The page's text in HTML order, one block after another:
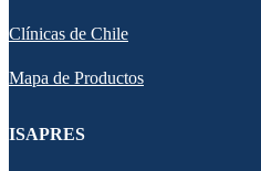
Clínicas de Chile
Mapa de Productos
ISAPRES